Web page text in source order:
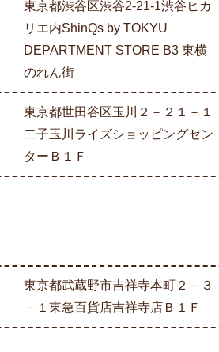
東京都渋谷区渋谷2-21-1渋谷ヒカ
リエ内ShinQs by TOKYU
DEPARTMENT STORE B3 東横
のれん街
東京都世田谷区玉川２－２１－１
二子玉川ライズショッピングセン
ターＢ１Ｆ
東京都武蔵野市吉祥寺本町２－３
－１東急百貨店吉祥寺店Ｂ１Ｆ